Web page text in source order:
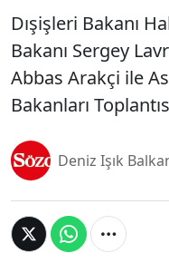
Dışişleri Bakanı
Bakanı Sergey
Abbas Arakçi ile
Bakanları
Deniz Işık